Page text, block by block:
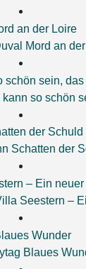
Mord an
kann so schön
Schatten der
Seestern –
Blaues